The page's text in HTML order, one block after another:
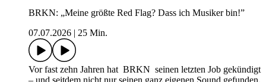
BRKN: „Meine größte Red Flag? Dass ich Musiker bin!”
07.07.2026
25 Min.
Vor fast zehn Jahren hat BRKN seinen letzten Job gekündigt